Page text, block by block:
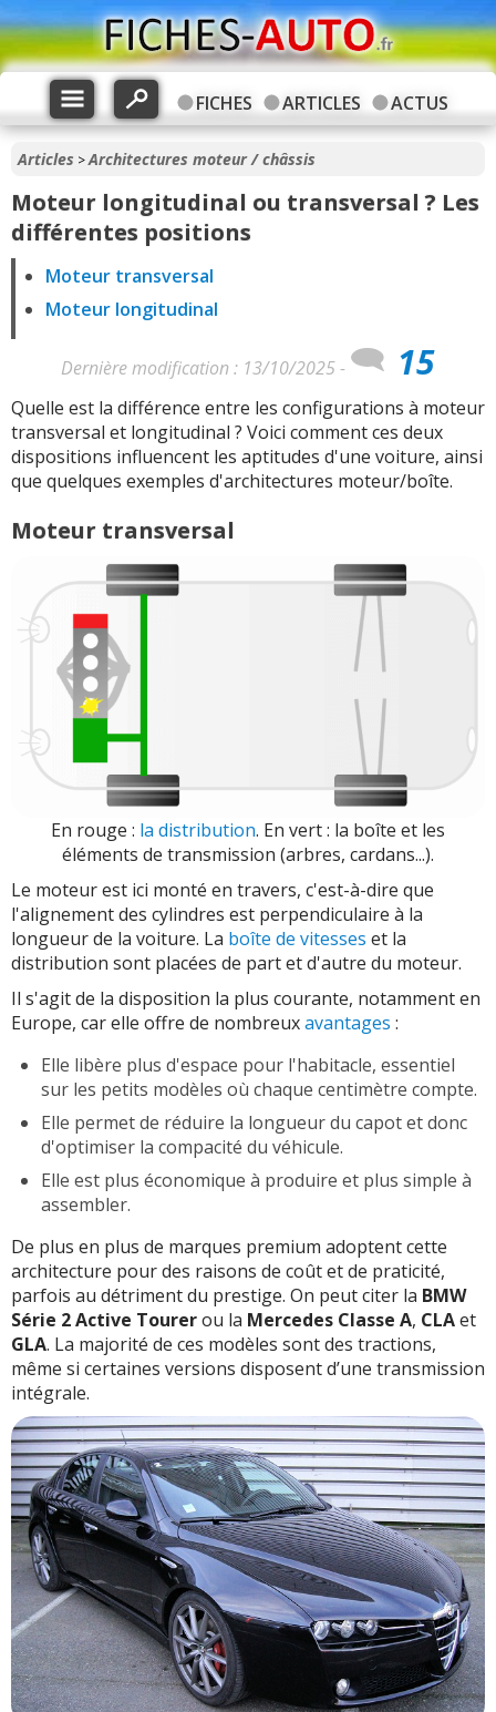
FICHES ARTICLES ACTUS
Articles >Architectures moteur / châssis
Moteur longitudinal ou transversal ? Les
différentes positions
Moteur transversal
Moteur longitudinal
Dernière modification : 13/10/2025 - 15
Quelle est la différence entre les configurations à moteur
transversal et longitudinal ? Voici comment ces deux
dispositions influencent les aptitudes d'une voiture, ainsi
que quelques exemples d'architectures moteur/boîte.
Moteur transversal
En rouge : la distribution. En vert : la boîte et les
éléments de transmission (arbres, cardans...).
Le moteur est ici monté en travers, c'est-à-dire que
l'alignement des cylindres est perpendiculaire à la
longueur de la voiture. La boîte de vitesses et la
distribution sont placées de part et d'autre du moteur.
Il s'agit de la disposition la plus courante, notamment en
Europe, car elle offre de nombreuxavantages :
Elle libère plus d'espace pour l'habitacle, essentiel
sur les petits modèles où chaque centimètre compte.
Elle permet de réduire la longueur du capot et donc
d'optimiser la compacité du véhicule.
Elle est plus économique à produire et plus simple à
assembler.
De plus en plus de marques premium adoptent cette
architecture pour des raisons de coût et de praticité,
parfois au détriment du prestige. On peut citer la BMW
Série 2 Active Tourerou la Mercedes Classe A, CLAet
GLA. La majorité de ces modèles sont des tractions,
même si certaines versions disposent d’une transmission
intégrale.